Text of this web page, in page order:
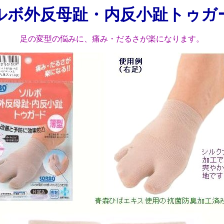
ボ外反母趾・内反小趾トゥガ
足の変型の悩みに、痛み・だるさが楽になります。